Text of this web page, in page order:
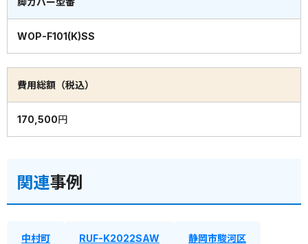
WOP-F101(K)SS
費用総額（税込）
170,500円
関連事例
中村町 RUF-K2022SAW 静岡市駿河区